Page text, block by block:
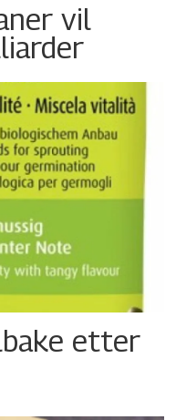
vil
etter